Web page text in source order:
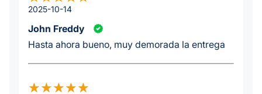
2025-10-14
John Freddy
Hasta ahora bueno, muy demorada la entrega